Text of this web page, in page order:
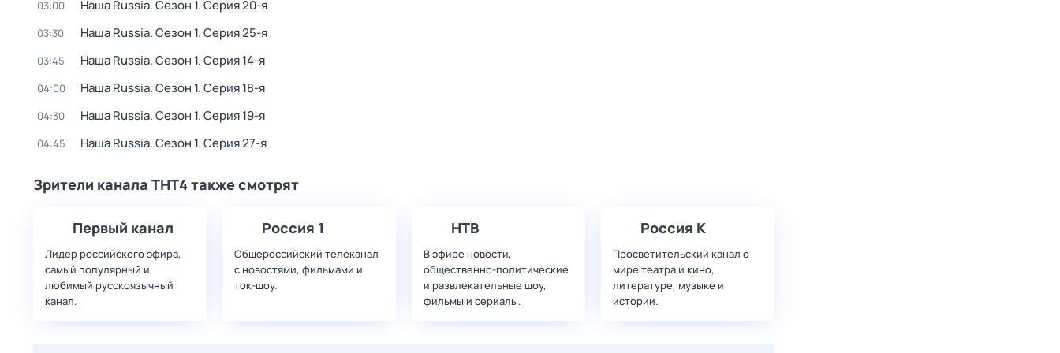
03:00 Наша Russia. Сезон 1. Серия 20-я
03:30 Наша Russia. Сезон 1. Серия 25-я
03:45 Наша Russia. Сезон 1. Серия 14-я
04:00 Наша Russia. Сезон 1. Серия 18-я
04:30 Наша Russia. Сезон 1. Серия 19-я
04:45 Наша Russia. Сезон 1. Серия 27-я
Зрители канала ТНТ4 также смотрят
Первый канал
Лидер российского эфира,
самый популярный и
любимый русскоязычный
канал.
Россия 1
Общероссийский телеканал
с новостями, фильмами и
ток-шоу.
НТВ
В эфире новости,
общественно-политические
и развлекательные шоу,
фильмы и сериалы.
Россия К
Просветительский канал о
мире театра и кино,
литературе, музыке и
истории.